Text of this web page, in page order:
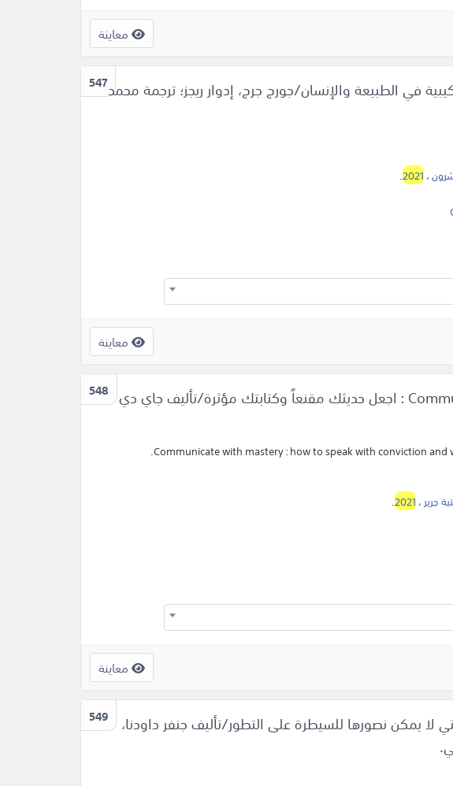
معاينة
547في الطبيعة والإنسان/جورج جرج، إدوار ريجز؛ ترجمة محمد
،2021
.
معاينة
548 تواصل باحترافية = Communicate with mastery : اجعل حديثك مقنعاً وكتابتك مؤثرة/تأليف جاي دي
Communicate with mastery : how to speak with conviction and
جرير ،2021
.
معاينة
549
لا يمكن نصورها للسيطرة على التطور/تأليف جنفر داودنا،